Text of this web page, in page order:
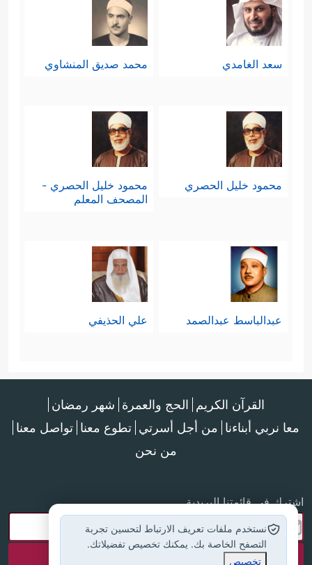
سعد الغامدي محمد صديق المنشاوي
محمود خليل الحصري
محمود خليل الحصري -
المصحف المعلم
عبدالباسط عبدالصمد علي الحذيفي
القرآن الكريم الحج والعمرة شهر رمضان
معا نربي أبناءنا من أجل أسرتي تطوع معنا تواصل معنا
من نحن
اشترك في قائمتنا البريدية
نستخدم ملفات تعريف الارتباط لتحسين تجربة
التصفح الخاصة بك. يمكنك تخصيص تفضيلاتك.
تخصيص